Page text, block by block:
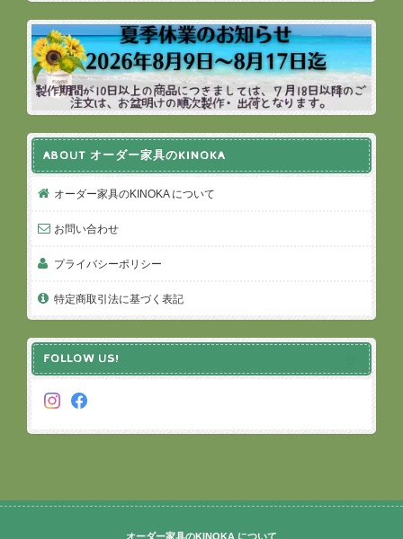
ABOUT オーダー家具のKINOKA
オーダー家具のKINOKA について
お問い合わせ
プライバシーポリシー
特定商取引法に基づく表記
FOLLOW US!
オーダー家具のKINOKA について